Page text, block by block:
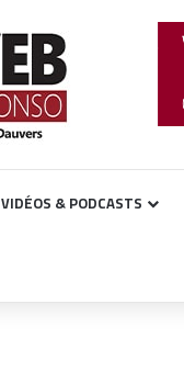
VIDÉOS & PODCASTS